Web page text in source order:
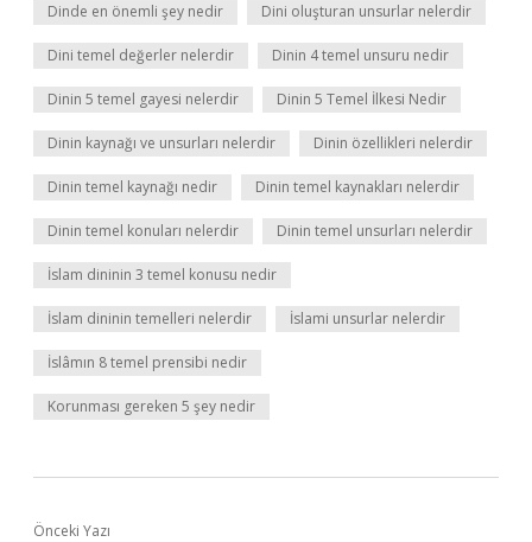
Dinde en önemli şey nedir Dini oluşturan unsurlar nelerdir
Dini temel değerler nelerdir Dinin 4 temel unsuru nedir
Dinin 5 temel gayesi nelerdir Dinin 5 Temel İlkesi Nedir
Dinin kaynağı ve unsurları nelerdir Dinin özellikleri nelerdir
Dinin temel kaynağı nedir Dinin temel kaynakları nelerdir
Dinin temel konuları nelerdir Dinin temel unsurları nelerdir
İslam dininin 3 temel konusu nedir
İslam dininin temelleri nelerdir İslami unsurlar nelerdir
İslâmın 8 temel prensibi nedir
Korunması gereken 5 şey nedir
Önceki Yazı